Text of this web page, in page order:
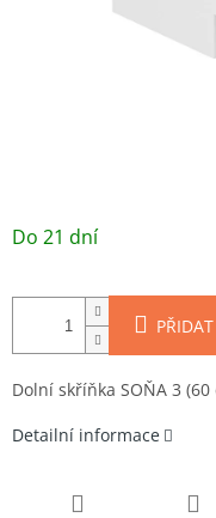
Do 21 dní
Dolní skříňka SOŇA 3
Detailní informace